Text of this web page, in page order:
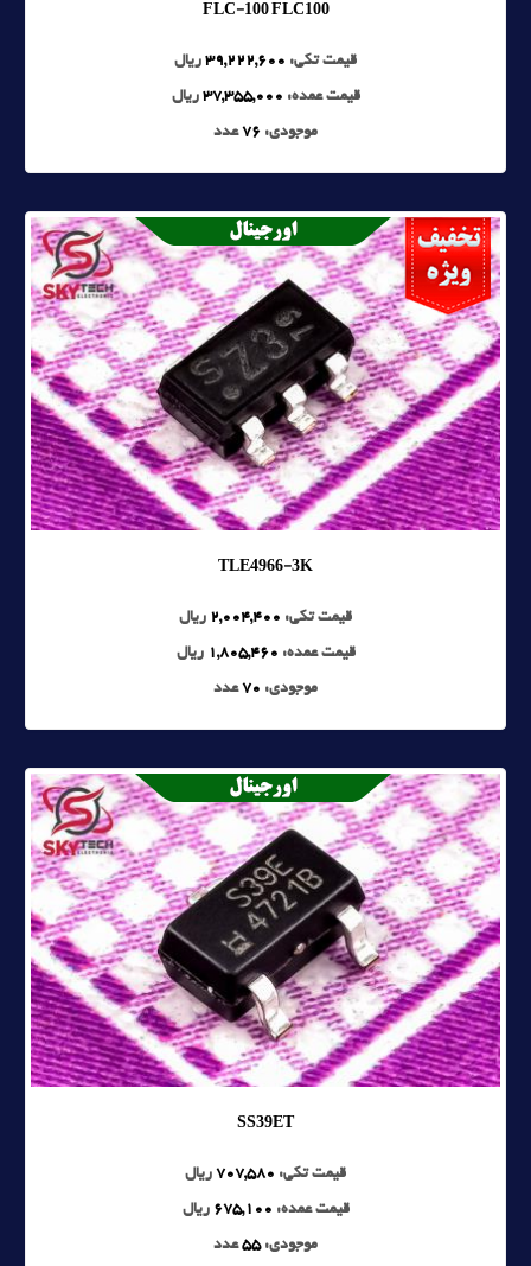
FLC-100 FLC100
قیمت تکی: 39,222,600 ریال
قیمت عمده: 37,355,000 ریال
موجودی: 76عدد
TLE4966-3K
قیمت تکی: 2,004,400 ریال
قیمت عمده: 1,805,460 ریال
موجودی: 70عدد
SS39ET
قیمت تکی: 707,580 ریال
قیمت عمده: 675,100 ریال
موجودی:55عدد